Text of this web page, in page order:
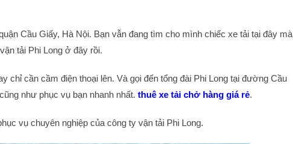
Cầu Giấy, Hà Nội. Bạn vẫn đang tìm cho mình chiếc xe tải tại đây mà
tải Phi Long ở đây rồi.
chỉ cần cầm điện thoại lên. Và gọi đến tổng đài Phi Long tại đường Cầu
như phục vụ bạn nhanh nhất. thuê xe tải chở hàng giá rẻ.
vụ chuyên nghiệp của công ty vận tải Phi Long.